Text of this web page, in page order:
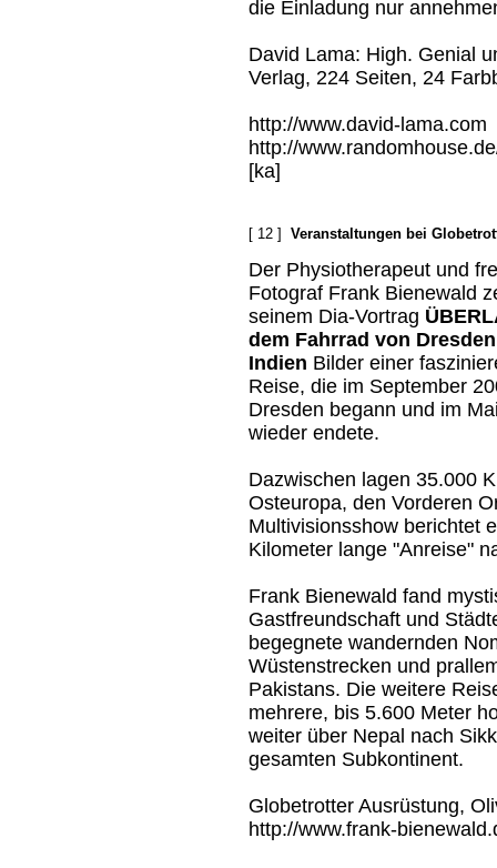
die Einladung nur
David Lama: High. Genial
Verlag, 224 Seiten, 24
http://www.david-lama.com
http://
[ka]
[ 12 ] Veranstaltungen bei
Der Physiotherapeut und
Fotograf Frank Bienewald
seinem Dia-Vortrag
dem Fahrrad von
Indien Bilder einer
Reise, die im September
Dresden begann und im
wieder endete.
Dazwischen lagen 35.000
Osteuropa, den Vorderen
Multivisionsshow berichtet
Kilometer lange "Anreise"
Frank Bienewald fand
Gastfreundschaft und
begegnete wandernden
Wüstenstrecken und
Pakistans. Die weitere
mehrere, bis 5.600 Meter
weiter über Nepal nach
gesamten Subkontinent.
Globetrotter Ausrüstung,
http://www.frank-